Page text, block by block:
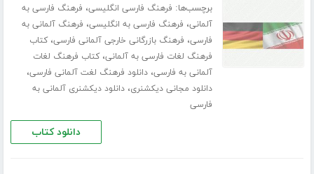
برچسب‌ها: فرهنگ فارسی انگلیسی، فرهنگ فارسی به
آلمانی، فرهنگ فارسی به انگلیسی، فرهنگ آلمانی به
فارسی، فرهنگ بازرگانی خارجی آلمانی فارسی،کتاب
فرهنگ لغات فارسی به آلمانی،کتاب فرهنگ لغات
آلمانی به فارسی،دانلود فرهنگ لغت آلمانی فارسی،
دانلود مجانی دیکشنری،دانلود دیکشنری آلمانی به
فارسی
دانلود کتاب